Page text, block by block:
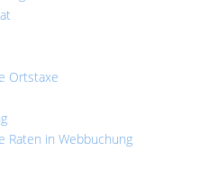
Ortstaxe
Raten in Webbuchung